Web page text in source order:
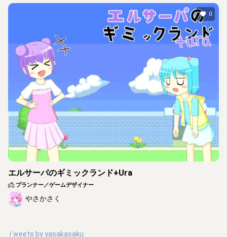
0
エルサーパのギミックランド+Ura
プランナー／ゲームデザイナー
やさかさく
Tweets byyasakasaku